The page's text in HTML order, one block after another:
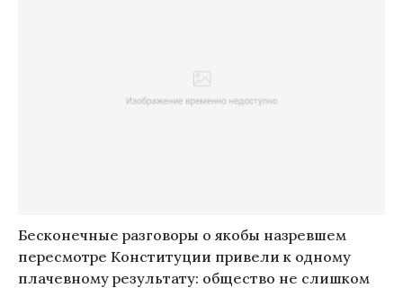
Бесконечные разговоры о якобы назревшем
пересмотре Конституции привели к одному
плачевному результату: общество не слишком